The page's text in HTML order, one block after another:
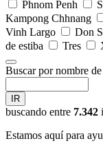
Phnom Penh
Kampong Chhnang
Vinh Largo
Don
de estiba
Tres
Buscar por nombre
IR
buscando entre 7.342
Estamos aquí para